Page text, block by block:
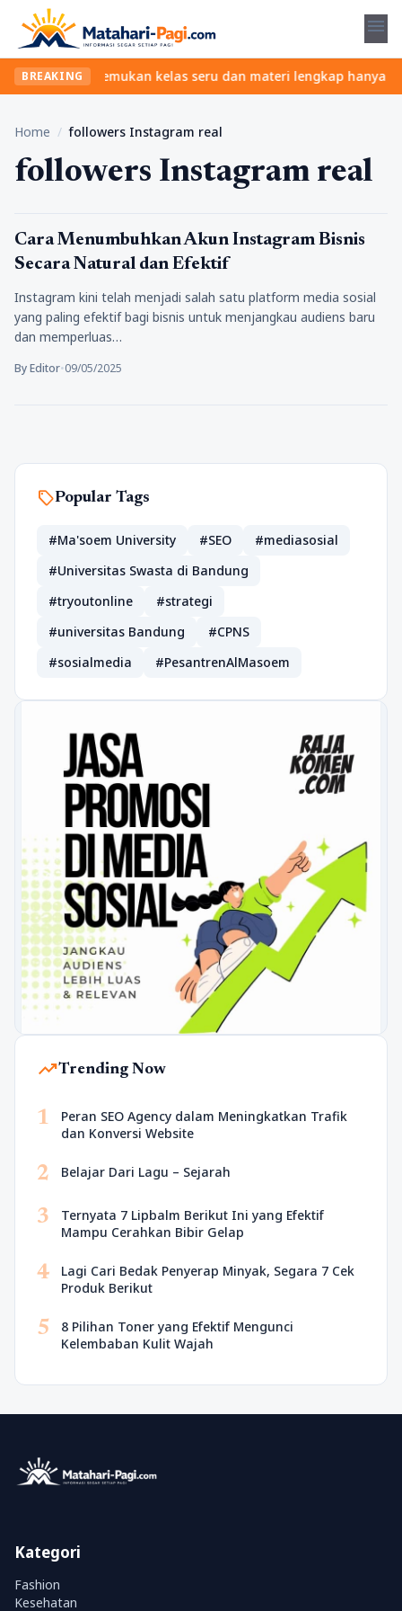
menu
BREAKING
ribet? Temukan kelas seru dan materi lengkap hanya di
Home / followers Instagram real
followers Instagram real
Tips
Cara Menumbuhkan Akun Instagram Bisnis
Secara Natural dan Efektif
Instagram kini telah menjadi salah satu platform media sosial
yang paling efektif bagi bisnis untuk menjangkau audiens baru
dan memperluas…
By Editor•09/05/2025
sellPopular Tags
#Ma'soem University #SEO
#mediasosial
#Universitas Swasta di Bandung
#tryoutonline
#strategi
#universitas Bandung
#CPNS
#sosialmedia
#PesantrenAlMasoem
trending_upTrending Now
1
Peran SEO Agency dalam Meningkatkan Trafik
dan Konversi Website
2 Belajar Dari Lagu – Sejarah
3
Ternyata 7 Lipbalm Berikut Ini yang Efektif
Mampu Cerahkan Bibir Gelap
4
Lagi Cari Bedak Penyerap Minyak, Segara 7 Cek
Produk Berikut
5
8 Pilihan Toner yang Efektif Mengunci
Kelembaban Kulit Wajah
Kategori
Fashion
Kesehatan